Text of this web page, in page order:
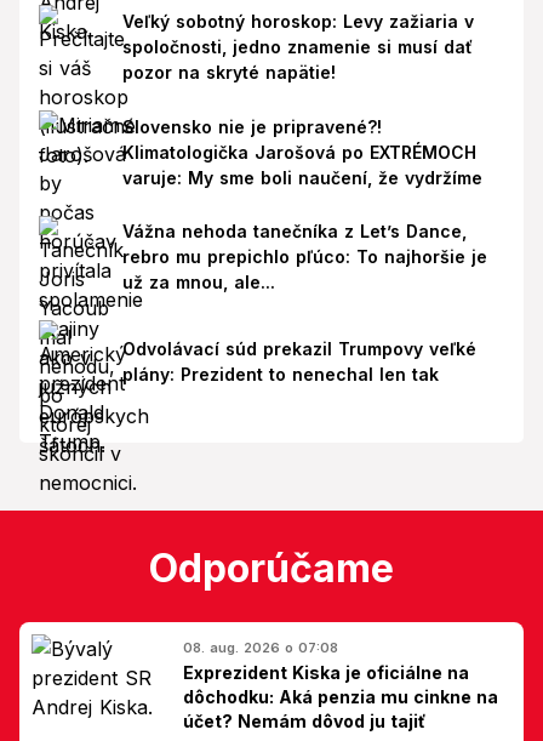
Veľký sobotný horoskop: Levy zažiaria v
spoločnosti, jedno znamenie si musí dať
pozor na skryté napätie!
Slovensko nie je pripravené?!
Klimatologička Jarošová po EXTRÉMOCH
varuje: My sme boli naučení, že vydržíme
Vážna nehoda tanečníka z Let’s Dance,
rebro mu prepichlo pľúco: To najhoršie je
už za mnou, ale...
Odvolávací súd prekazil Trumpovy veľké
plány: Prezident to nenechal len tak
Odporúčame
08. aug. 2026 o 07:08
Exprezident Kiska je oficiálne na
dôchodku: Aká penzia mu cinkne na
účet? Nemám dôvod ju tajiť